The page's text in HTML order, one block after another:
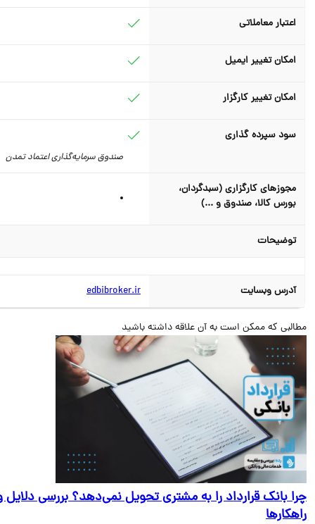
اعتبار معاملاتی
امکان تغییر ایمیل
امکان تغییر کارگزار
سود سپرده گذاری
صندوق سرمایه‌گذاری اعتماد تمدن
مجوزهای کارگزاری (سبدگردان،
بورس کالا، صندوق و ...)
توضیحات
آدرس وبسایت edbibroker.ir
که ممکن است به آن علاقه داشته باشید
بانک قرارداد را به مشتری تحویل نمی‌دهد؟ بررسی دلایل و